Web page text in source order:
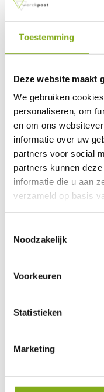
Toestemming
Deze website maakt
We gebruiken
personaliseren, om
en om ons
informatie over uw
partners voor social
partners kunnen
informatie die u aan
verzameld op basis
Noodzakelijk
Voorkeuren
Statistieken
Marketing
Rekruter
Właściciel procesu